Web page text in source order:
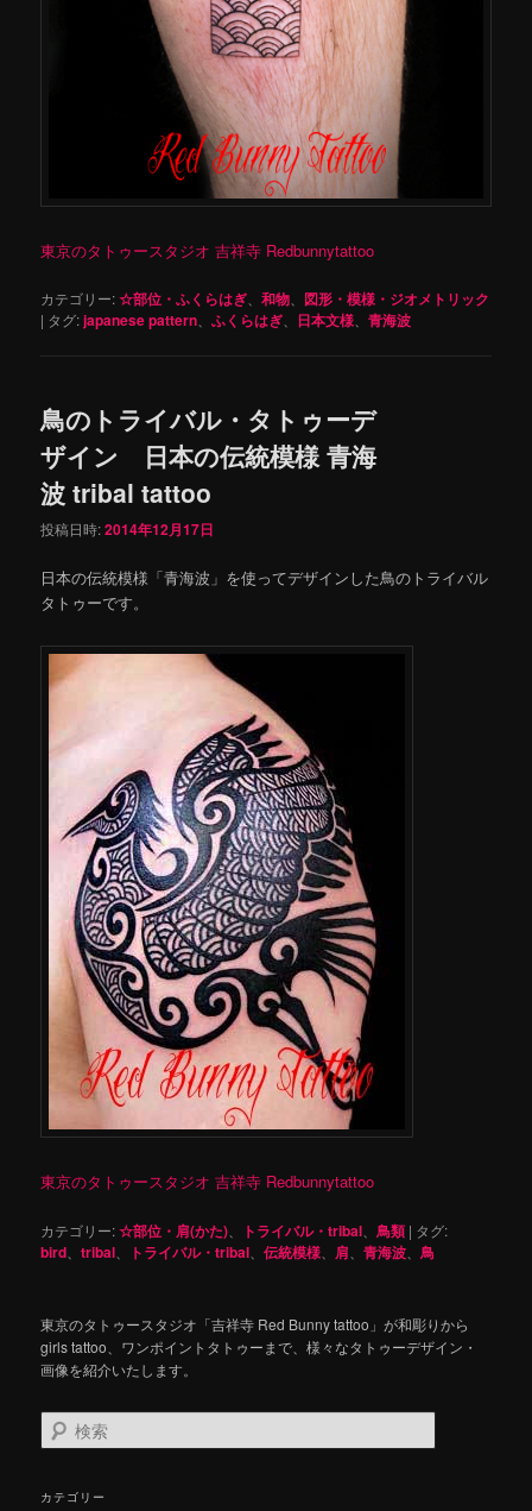
東京のタトゥースタジオ 吉祥寺 Redbunnytattoo
カテゴリー:☆部位・ふくらはぎ 、和物 図形・模様・ジオメトリック
| タグ:japanese pattern 、ふくらはぎ 日本文様 、青海波
鳥のトライバル・タトゥーデ
ザイン 日本の伝統模様 青海
波 tribal tattoo
投稿日時:2014年12月17日
日本の伝統模様「青海波」を使ってデザインした鳥のトライバル
タトゥーです。
東京のタトゥースタジオ 吉祥寺 Redbunnytattoo
カテゴリー:☆部位・肩(かた) トライバル・tribal 、鳥類 | タグ:
bird 、tribal トライバル・tribal 、伝統模様 肩 、青海波 、鳥
東京のタトゥースタジオ「吉祥寺 Red Bunny tattoo」が和彫りから
girls tattoo、ワンポイントタトゥーまで、様々なタトゥーデザイン・
画像を紹介いたします。
検
索
カテゴリー